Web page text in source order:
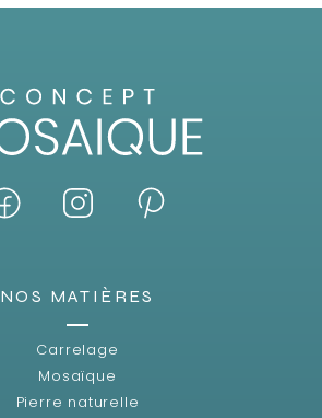
NOS MATIÈRES
Carrelage
Mosaïque
Pierre naturelle